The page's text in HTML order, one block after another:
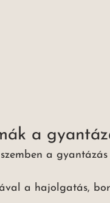
a
a
a hajolgatás,